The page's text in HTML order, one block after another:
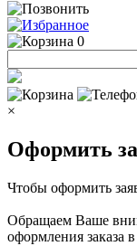
0
×
Оформить
Чтобы оформить
Обращаем Ваше
оформления заказа